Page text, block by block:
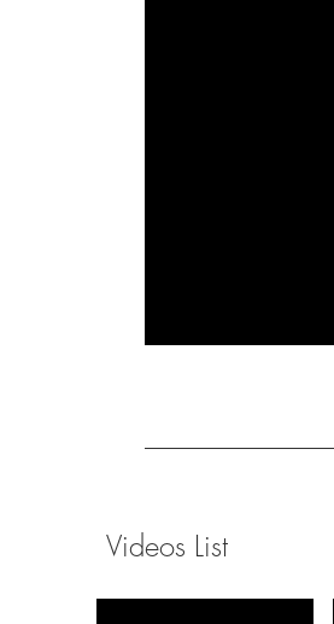
Videos List